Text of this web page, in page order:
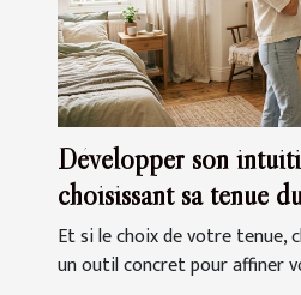
Développer son
choisissant sa tenue
Et si le choix de votre tenue,
un outil concret pour affiner